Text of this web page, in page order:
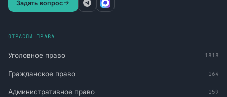
Задать вопрос
ОТРАСЛИ ПРАВА
Уголовное право 1818
Гражданское право 164
Административное право 159